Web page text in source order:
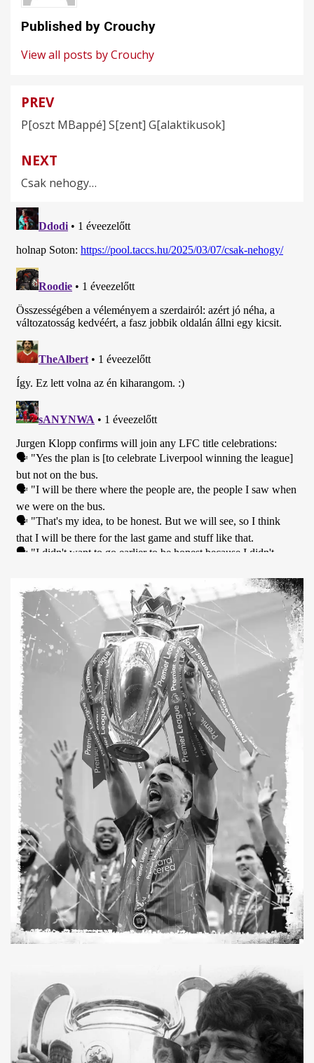
Published by Crouchy
View all posts by Crouchy
Bejegyzés
navigáció
PREV
P[oszt MBappé] S[zent] G[alaktikusok]
NEXT
Csak nehogy…